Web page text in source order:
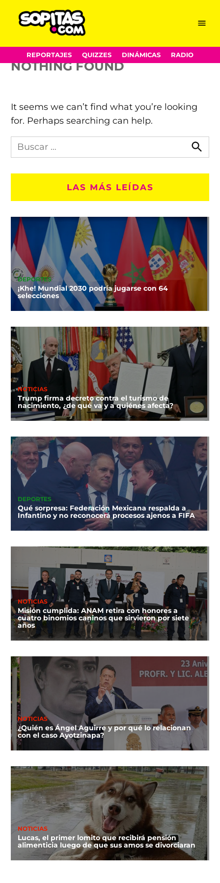
content
Menu
REPORTAJES QUIZZES DINÁMICAS RADIO
l.a.
NOTHING FOUND
It seems we can’t find what you’re looking
for. Perhaps searching can help.
Busca
en
LAS MÁS LEÍDAS
DEPORTES
¡Khe! Mundial 2030 podría jugarse con 64
selecciones
NOTICIAS
Trump firma decreto contra el turismo de
nacimiento, ¿de qué va y a quiénes afecta?
DEPORTES
Qué sorpresa: Federación Mexicana respalda a
Infantino y no reconocerá procesos ajenos a FIFA
NOTICIAS
Misión cumplida: ANAM retira con honores a
cuatro binomios caninos que sirvieron por siete
años
NOTICIAS
¿Quién es Ángel Aguirre y por qué lo relacionan
con el caso Ayotzinapa?
NOTICIAS
Lucas, el primer lomito que recibirá pensión
alimenticia luego de que sus amos se divorciaran